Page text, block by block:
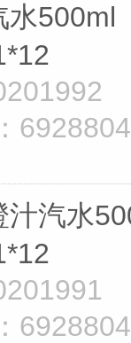
水500ml
汁汽水